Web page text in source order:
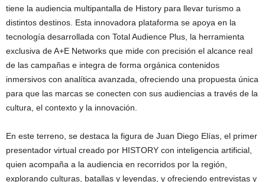
tiene la audiencia multipantalla de History para llevar turismo a
distintos destinos. Esta innovadora plataforma se apoya en la
tecnología desarrollada con Total Audience Plus, la herramienta
exclusiva de A+E Networks que mide con precisión el alcance real
de las campañas e integra de forma orgánica contenidos
inmersivos con analítica avanzada, ofreciendo una propuesta única
para que las marcas se conecten con sus audiencias a través de la
cultura, el contexto y la innovación.
En este terreno, se destaca la figura de Juan Diego Elías, el primer
presentador virtual creado por HISTORY con inteligencia artificial,
quien acompaña a la audiencia en recorridos por la región,
explorando culturas, batallas y leyendas, y ofreciendo entrevistas y